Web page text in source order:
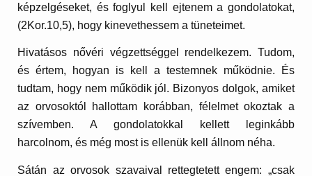
képzelgéseket, és foglyul kell ejtenem a gondolatokat,
(2Kor.10,5), hogy kinevethessem a tüneteimet.
Hivatásos nővéri végzettséggel rendelkezem. Tudom,
és értem, hogyan is kell a testemnek működnie. És
tudtam, hogy nem működik jól. Bizonyos dolgok, amiket
az orvosoktól hallottam korábban, félelmet okoztak a
szívemben. A gondolatokkal kellett leginkább
harcolnom, és még most is ellenük kell állnom néha.
Sátán az orvosok szavaival rettegtetett engem: „csak